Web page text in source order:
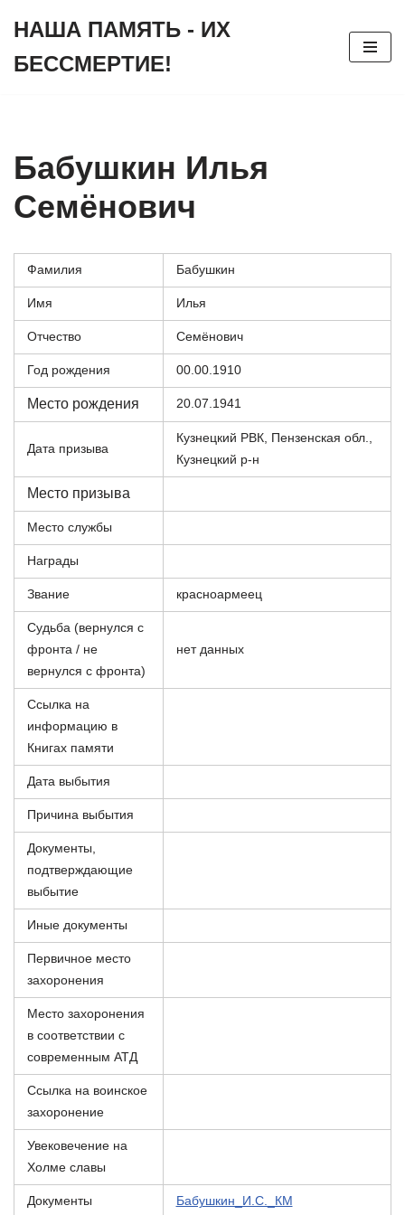
к
НАША ПАМЯТЬ - ИХ
БЕССМЕРТИЕ!
Бабушкин Илья
Семёнович
Фамилия Бабушкин
Имя Илья
Отчество Семёнович
Год рождения 00.00.1910
Место рождения 20.07.1941
Дата призыва
Кузнецкий РВК, Пензенская обл.,
Кузнецкий р-н
Место призыва
Место службы
Награды
Звание красноармеец
Судьба (вернулся с
фронта / не
вернулся с фронта)
нет данных
Ссылка на
информацию в
Книгах памяти
Дата выбытия
Причина выбытия
Документы,
подтверждающие
выбытие
Иные документы
Первичное место
захоронения
Место захоронения
в соответствии с
современным АТД
Ссылка на воинское
захоронение
Увековечение на
Холме славы
Документы Бабушкин_И.С._КМ